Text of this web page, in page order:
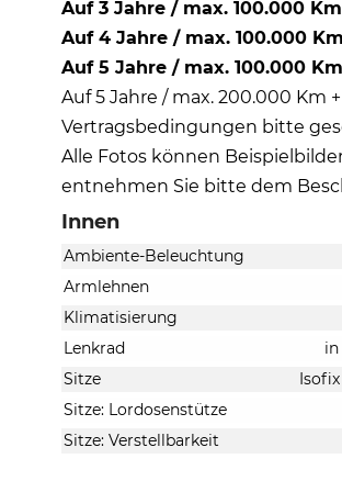
Auf 3 Jahre / max. 100.000
Auf 4 Jahre / max. 100.000
Auf 5 Jahre / max. 100.000
Auf 5 Jahre / max. 200.000 Km
Vertragsbedingungen bitte
Alle Fotos können
entnehmen Sie bitte dem
Innen
Ambiente-Beleuchtung
Armlehnen
Klimatisierung
Lenkrad
Sitze
Sitze: Lordosenstütze
Sitze: Verstellbarkeit